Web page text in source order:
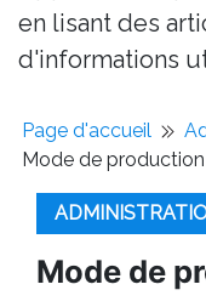
en lisant des
d'informations
Page d'accueil
Mode de
Mode de